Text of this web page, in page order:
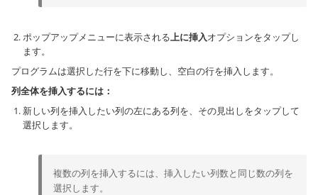
ポップアップメニューに表示される上に挿入オプションをタップし
ます。
プログラムは選択した行を下に移動し、空白の行を挿入します。
列全体を挿入するには：
新しい列を挿入したい列の左にある列を、その見出しをタップして
選択します。
複数の列を挿入するには、挿入したい列数と同じ数の列を
選択します。